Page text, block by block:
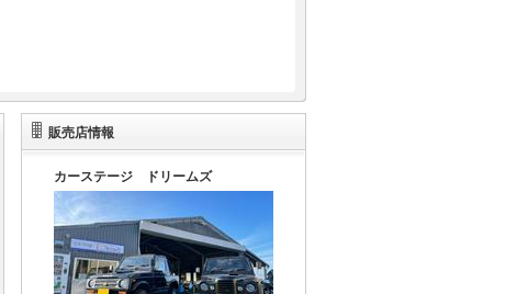
販売店情報
カーステージ ドリームズ